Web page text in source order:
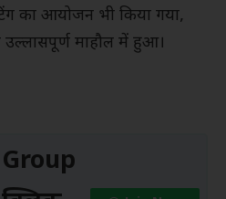
का आयोजन भी किया गया,
माहौल में हुआ।